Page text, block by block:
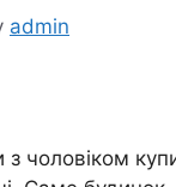
admin
чоловіком